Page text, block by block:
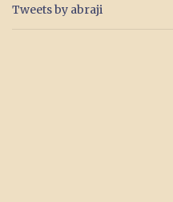
Tweets by abraji